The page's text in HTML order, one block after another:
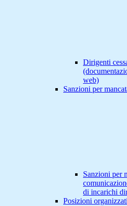
Dirigenti
web)
Sanzioni per
Sanzioni per
di incarichi
Posizioni